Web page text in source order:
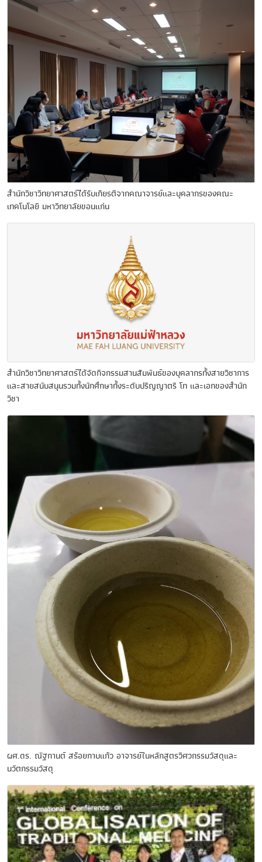
สำนักวิชาวิทยาศาสตร์ได้รับเกียรติจากคณาจารย์และบุคลากรของคณะ
เทคโนโลยี มหาวิทยาลัยขอนแก่น
สำนักวิชาวิทยาศาสตร์ได้จัดกิจกรรมสานสัมพันธ์ของบุคลากรทั้งสายวิชาการ
และสายสนับสนุนรวมทั้งนักศึกษาทั้งระดับปริญญาตรี โท และเอกของสำนัก
วิชา
ผศ.ดร. ณัฐกานต์ สร้อยกาบแก้ว อาจารย์ในหลักสูตรวิศวกรรมวัสดุและ
นวัตกรรมวัสดุ